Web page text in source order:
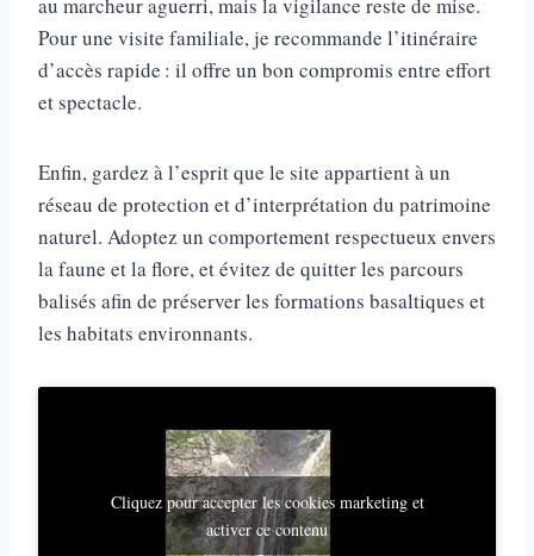
Pour une visite familiale, je recommande l’itinéraire
d’accès rapide : il offre un bon compromis entre effort
et spectacle.
Enfin, gardez à l’esprit que le site appartient à un
réseau de protection et d’interprétation du patrimoine
naturel. Adoptez un comportement respectueux envers
la faune et la flore, et évitez de quitter les parcours
balisés afin de préserver les formations basaltiques et
les habitats environnants.
Cliquez pour accepter les cookies marketing et
activer ce contenu